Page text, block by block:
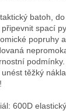
batoh,
připevnit spací
popruhy
těžký
600D